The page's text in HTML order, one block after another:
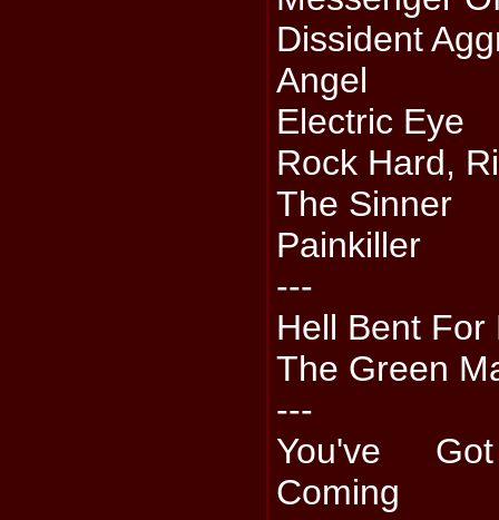
Dissident
Angel
Electric Eye
Rock Hard,
The Sinner
Painkiller
---
Hell Bent For
The Green
---
You've
Coming